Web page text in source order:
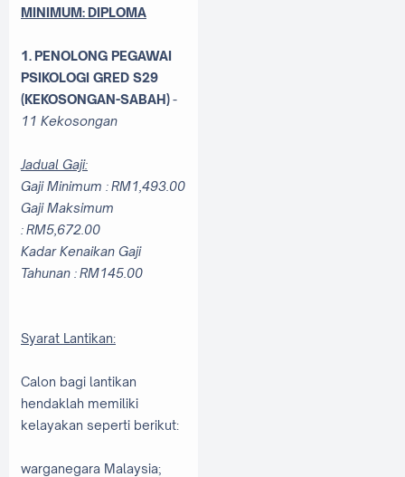
MINIMUM: DIPLOMA
1. PENOLONG PEGAWAI
PSIKOLOGI GRED S29
(KEKOSONGAN-SABAH)-
11 Kekosongan
Jadual Gaji:
Gaji Minimum : RM1,493.00
Gaji Maksimum
: RM5,672.00
Kadar Kenaikan Gaji
Tahunan : RM145.00
Syarat Lantikan:
Calon bagi lantikan
hendaklah memiliki
kelayakan seperti berikut:
warganegara Malaysia;